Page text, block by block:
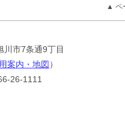
▲ ペ
川市7条通9丁目
案内・地図 ）
26-1111